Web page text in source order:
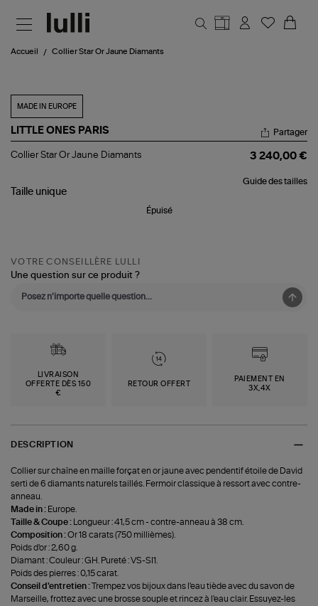
Accueil Collier Star Or Jaune Diamants
MADE IN EUROPE
LITTLE ONES PARIS
Collier
Jaune
Diamants
Partager
Collier Star Or Jaune Diamants 3 240,00 €
Guide des tailles
Taille unique
Épuisé
VOTRE CONSEILLÈRE LULLI
Une question sur ce produit ?
LIVRAISON
OFFERTE DÈS 150
€
RETOUR OFFERT
PAIEMENT EN
3X,4X
DESCRIPTION
Collier sur chaîne en maille forçat en or jaune avec pendentif étoile de David
serti de 6 diamants naturels taillés. Fermoir classique à ressort avec contre-
anneau.
Made in : Europe.
Taille & Coupe :
Longueur : 41,5 cm - contre-anneau à 38 cm.
Composition :Or 18 carats (750 millièmes).
Poids d'or : 2,60 g.
Diamant : Couleur : GH. Pureté : VS-SI1.
Poids des pierres : 0,15 carat.
Conseil d'entretien :Trempez vos bijoux dans l'eau tiède avec du savon de
Marseille, frottez avec une brosse souple et rincez à l'eau clair. Essuyez-les